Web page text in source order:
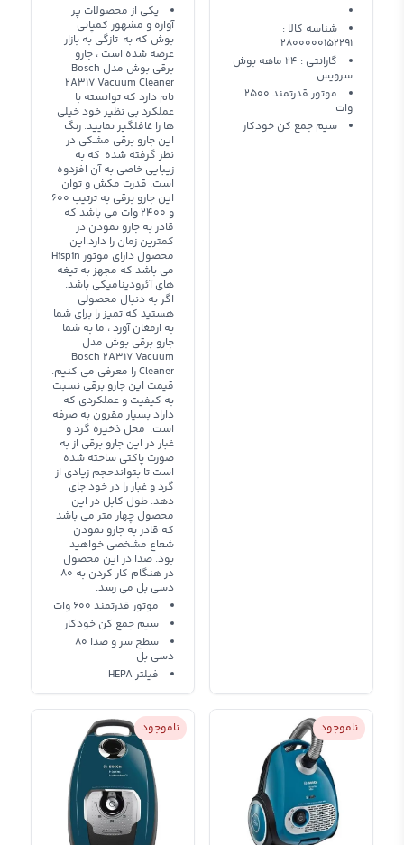
شناسه کالا :
2800000152291
گارانتی : ۲۴ ماهه بوش
سرویس
موتور قدرتمند 2500
وات
سیم جمع کن خودکار
Cleaner
یکی از محصولات پر
آوازه و مشهور کمپانی
بوش که به تازگی به بازار
عرضه شده است ، جارو
برقی بوش مدل Bosch
2A317 Vacuum Cleaner
نام دارد که توانسته با
عملکرد بی نظیر خود خیلی
ها را غافلگیر نمایید. رنگ
این جارو برقی مشکی در
نظر گرفته شده که به
زیبایی خاصی به آن افزدوه
است. قدرت مکش و توان
این جارو برقی به ترتیب 600
و 2400 وات می باشد که
قادر به جارو نمودن در
کمترین زمان را دارد.این
محصول دارای موتور Hispin
می باشد که مجهز به تیغه
های آئرودینامیکی باشد.
اگر به دنبال محصولی
هستید که تمیز را برای شما
به ارمغان آورد ، ما به شما
جارو برقی بوش مدل
Bosch 2A317 Vacuum
Cleaner را معرفی می کنیم.
قیمت این جارو برقی نسبت
به کیفیت و عملکردی که
داراد بسیار مقرون به صرفه
است. محل ذخیره گرد و
غبار در این جارو برقی از به
صورت پاکتی ساخته شده
است تا بتواندحجم زیادی از
گرد و غبار را در خود جای
دهد. طول کابل در این
محصول چهار متر می باشد
که قادر به جارو نمودن
شعاع مشخصی خواهید
بود. صدا در این محصول
در هنگام کار کردن به 80
دسی بل می رسد.
موتور قدرتمند 600 وات
سیم جمع کن خودکار
سطح سر و صدا 80
دسی بل
فیلتر HEPA
ناموجود ناموجود